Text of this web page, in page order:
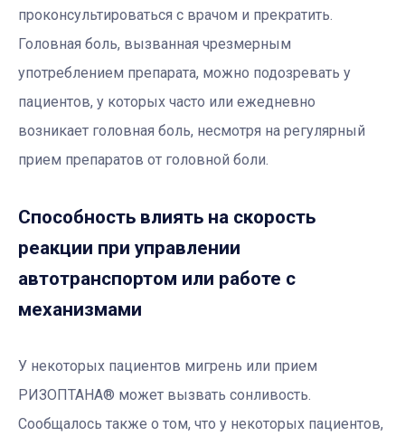
проконсультироваться с врачом и прекратить.
Головная боль, вызванная чрезмерным
употреблением препарата, можно подозревать у
пациентов, у которых часто или ежедневно
возникает головная боль, несмотря на регулярный
прием препаратов от головной боли.
Способность влиять на скорость
реакции при управлении
автотранспортом или работе с
механизмами
У некоторых пациентов мигрень или прием
РИЗОПТАНА® может вызвать сонливость.
Сообщалось также о том, что у некоторых пациентов,